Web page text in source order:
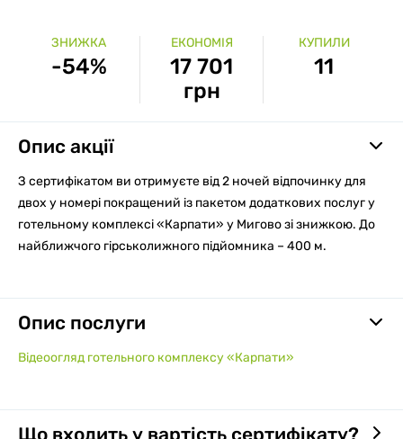
ЗНИЖКА
-54%
ЕКОНОМІЯ
17 701
грн
КУПИЛИ
11
Опис акції
З сертифікатом ви отримуєте від 2 ночей відпочинку для
двох у номері покращений із пакетом додаткових послуг у
готельному комплексі «Карпати» у Мигово зі знижкою. До
найближчого гірськолижного підйомника – 400 м.
Опис послуги
Відеоогляд готельного комплексу «Карпати»
Що входить у вартість сертифікату?